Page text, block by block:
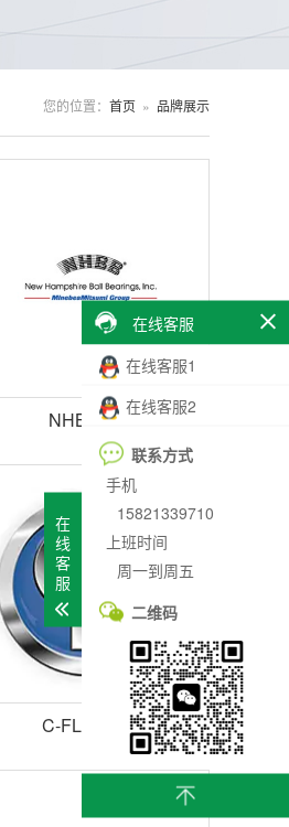
您的位置： 首页 » 品牌展示
NHBB轴承
C-FLEX轴承
在线客服
在线客服1
在线客服2
联系方式
手机
15821339710
上班时间
周一到周五
二维码
在
线
客
服